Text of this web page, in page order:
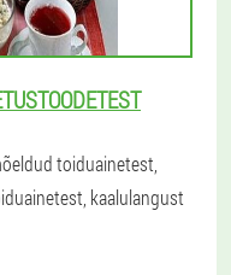
toiduainetest,
kaalulangust